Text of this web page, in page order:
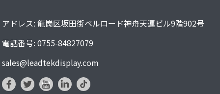
アドレス: 龍崗区坂田街ベルロード神舟天運ビル9階902号
電話番号: 0755-84827079
sales@leadtekdisplay.com